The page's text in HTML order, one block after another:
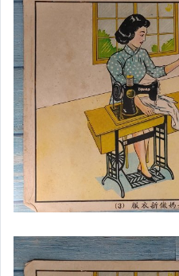
★中國近代書畫名家書信系列
★金王記粉彩美瓷嚴選特蒐
★中國歷代瓷器高古藏瓷精選
★中國近代鼻煙壺小品
★民俗其它古早收藏區
★明清老木雕神像.磚燒.雜件
★台灣近代民間老物收藏/書藉
★台灣早期懷舊日常老玻璃瓷類